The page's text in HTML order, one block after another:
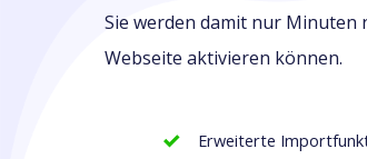
Sie werden damit nur
Webseite aktivieren können.
Erweiterte